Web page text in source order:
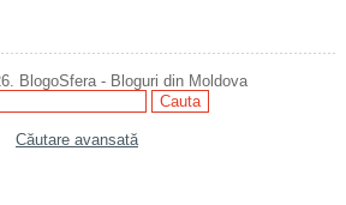
BlogoSfera - Bloguri din Moldova
Căutare avansată